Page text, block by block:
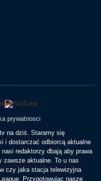
prywatnosci
na dziś. Staramy się
i dostarczać odbiorcą aktualne
redaktorzy dbają aby prawa
zawsze aktualne. To u nas
czy jaka stacja telewizyjna
Przygotowując nasze